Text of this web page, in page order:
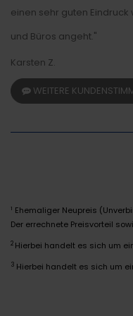
einen sehr guten Eindruck
und Büros angeht."
Karsten Z.
WEITERE
1 Ehemaliger Neupreis
Der errechnete Preisvorteil
2 Hierbei handelt es sich um
3 Hierbei handelt es sich um